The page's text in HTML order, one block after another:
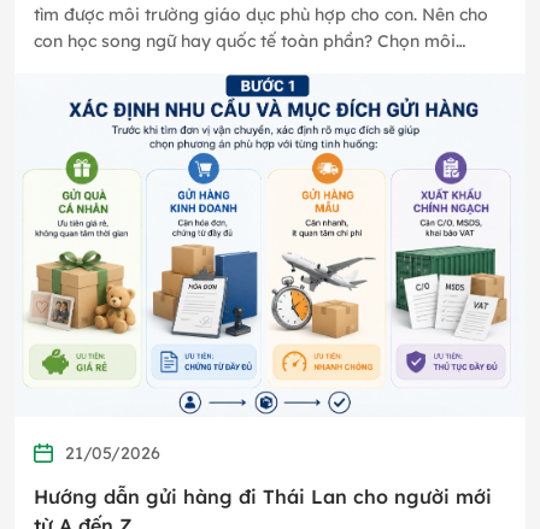
tìm được môi trường giáo dục phù hợp cho con. Nên cho
con học song ngữ hay quốc tế toàn phần? Chọn môi
21/05/2026
Hướng dẫn gửi hàng đi Thái Lan cho người mới